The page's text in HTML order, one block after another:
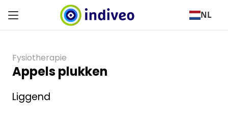
NL
Fysiotherapie
Appels plukken
Liggend